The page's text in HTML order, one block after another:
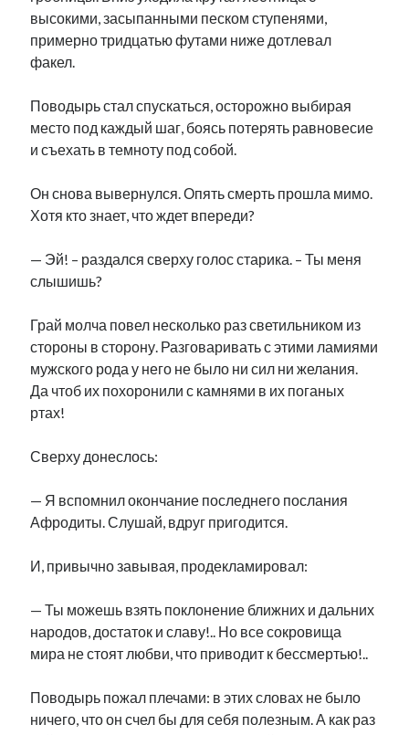
высокими, засыпанными песком ступенями,
примерно тридцатью футами ниже дотлевал
факел.
Поводырь стал спускаться, осторожно выбирая
место под каждый шаг, боясь потерять равновесие
и съехать в темноту под собой.
Он снова вывернулся. Опять смерть прошла мимо.
Хотя кто знает, что ждет впереди?
— Эй! – раздался сверху голос старика. – Ты меня
слышишь?
Грай молча повел несколько раз светильником из
стороны в сторону. Разговаривать с этими ламиями
мужского рода у него не было ни сил ни желания.
Да чтоб их похоронили с камнями в их поганых
ртах!
Сверху донеслось:
— Я вспомнил окончание последнего послания
Афродиты. Слушай, вдруг пригодится.
И, привычно завывая, продекламировал:
— Ты можешь взять поклонение ближних и дальних
народов, достаток и славу!.. Но все сокровища
мира не стоят любви, что приводит к бессмертью!..
Поводырь пожал плечами: в этих словах не было
ничего, что он счел бы для себя полезным. А как раз